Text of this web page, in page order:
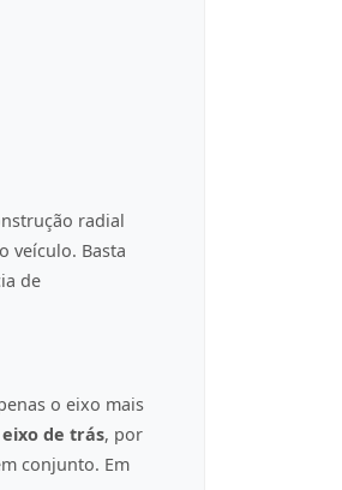
radial
veículo. Basta
de
o eixo mais
eixo de trás, por
conjunto. Em